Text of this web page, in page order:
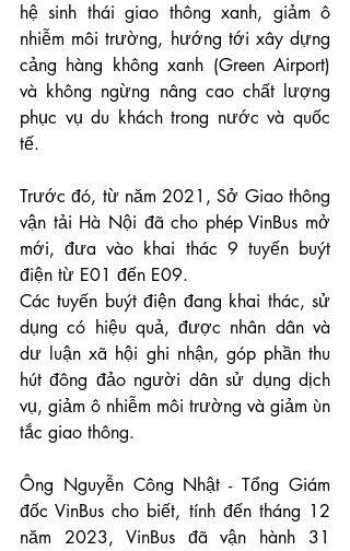
hệ sinh thái giao thông xanh, giảm ô
nhiễm môi trường, hướng tới xây dựng
cảng hàng không xanh (Green Airport)
và không ngừng nâng cao chất lượng
phục vụ du khách trong nước và quốc
tế.
Trước đó, từ năm 2021, Sở Giao thông
vận tải Hà Nội đã cho phép VinBus mở
mới, đưa vào khai thác 9 tuyến buýt
điện từ E01 đến E09.
Các tuyến buýt điện đang khai thác, sử
dụng có hiệu quả, được nhân dân và
dư luận xã hội ghi nhận, góp phần thu
hút đông đảo người dân sử dụng dịch
vụ, giảm ô nhiễm môi trường và giảm ùn
tắc giao thông.
Ông Nguyễn Công Nhật - Tổng Giám
đốc VinBus cho biết, tính đến tháng 12
năm 2023, VinBus đã vận hành 31